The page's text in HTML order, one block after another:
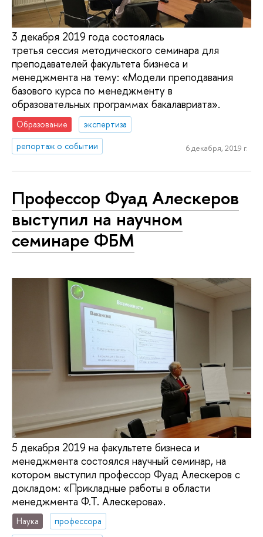
3 декабря 2019 года состоялась
третья сессия методического семинара для
преподавателей факультета бизнеса и
менеджмента на тему: «Модели преподавания
базового курса по менеджменту в
образовательных программах бакалавриата».
Образование
экспертиза
репортаж о событии
6 декабря, 2019 г.
Профессор Фуад Алескеров
выступил на научном
семинаре ФБМ
5 декабря 2019 на факультете бизнеса и
менеджмента состоялся научный семинар, на
котором выступил профессор Фуад Алескеров с
докладом: «Прикладные работы в области
менеджмента Ф.Т. Алескерова».
Наука профессора